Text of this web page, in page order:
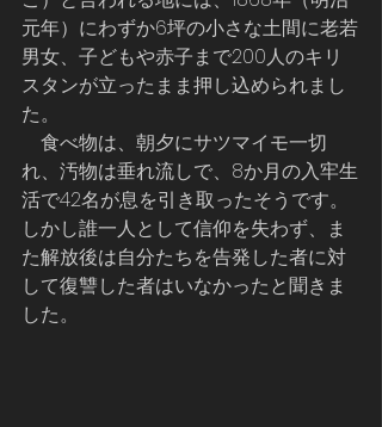
元年）にわずか6坪の小さな土間に老若
男女、子どもや赤子まで200人のキリ
スタンが立ったまま押し込められまし
た。
れ、汚物は垂れ流しで、8か月の入牢生
活で42名が息を引き取ったそうです。
しかし誰一人として信仰を失わず、ま
た解放後は自分たちを告発した者に対
して復讐した者はいなかったと聞きま
した。